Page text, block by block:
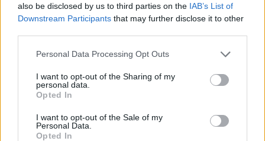
also be disclosed by us to third parties on the IAB’s List of
Downstream Participants that may further disclose it to other
Personal Data Processing Opt Outs
I want to opt-out of the Sharing of my
personal data.
Opted In
I want to opt-out of the Sale of my
Personal Data.
Opted In
PNCR (Terheș)
Partidul Patrioților (Surugiu)
România pe Primul Loc (Ponta)
Altul
Arată rezultatele